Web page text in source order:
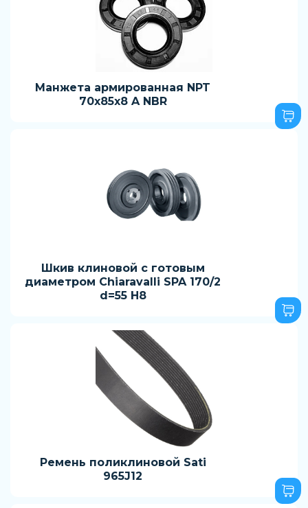
Манжета армированная NPT
70x85x8 A NBR
Шкив клиновой с готовым
диаметром Chiaravalli SPA 170/2
d=55 H8
Ремень поликлиновой Sati
965J12